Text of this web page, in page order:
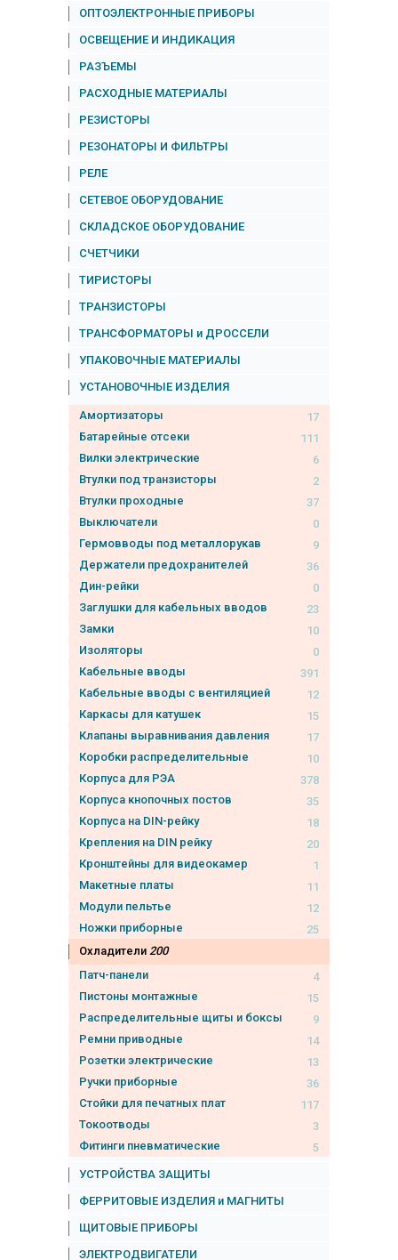
ОПТОЭЛЕКТРОННЫЕ ПРИБОРЫ
ОСВЕЩЕНИЕ И ИНДИКАЦИЯ
РАЗЪЕМЫ
РАСХОДНЫЕ МАТЕРИАЛЫ
РЕЗИСТОРЫ
РЕЗОНАТОРЫ И ФИЛЬТРЫ
РЕЛЕ
СЕТЕВОЕ ОБОРУДОВАНИЕ
СКЛАДСКОЕ ОБОРУДОВАНИЕ
СЧЕТЧИКИ
ТИРИСТОРЫ
ТРАНЗИСТОРЫ
ТРАНСФОРМАТОРЫ и ДРОССЕЛИ
УПАКОВОЧНЫЕ МАТЕРИАЛЫ
УСТАНОВОЧНЫЕ ИЗДЕЛИЯ
Амортизаторы
17
Батарейные отсеки
111
Вилки электрические
6
Втулки под транзисторы
2
Втулки проходные
37
Выключатели
0
Гермовводы под металлорукав
9
Держатели предохранителей
36
Дин-рейки
0
Заглушки для кабельных вводов
23
Замки
10
Изоляторы
0
Кабельные вводы
391
Кабельные вводы с вентиляцией
12
Каркасы для катушек
15
Клапаны выравнивания давления
17
Коробки распределительные
10
Корпуса для РЭА
378
Корпуса кнопочных постов
35
Корпуса на DIN-рейку
18
Крепления на DIN рейку
20
Кронштейны для видеокамер
1
Макетные платы
11
Модули пельтье
12
Ножки приборные
25
Охладители 200
Патч-панели
4
Пистоны монтажные
15
Распределительные щиты и боксы
9
Ремни приводные
14
Розетки электрические
13
Ручки приборные
36
Стойки для печатных плат
117
Токоотводы
3
Фитинги пневматические
5
УСТРОЙСТВА ЗАЩИТЫ
ФЕРРИТОВЫЕ ИЗДЕЛИЯ и МАГНИТЫ
ЩИТОВЫЕ ПРИБОРЫ
ЭЛЕКТРОДВИГАТЕЛИ